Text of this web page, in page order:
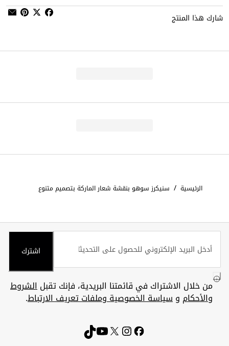
شارك هذا المنتج
الرئيسية / سنيكرز سوهو بنقشة شعار الماركة بتصميم متنوع
اشترك
من خلال الاشتراك في قائمتنا البريدية، فإنك تقبلالشروط
والأحكام وسياسة الخصوصية وملفات تعريف الارتباط.